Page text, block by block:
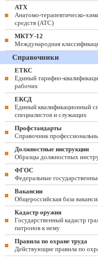
АТХ
Анатомо-терапевтическо-
средств (ATC)
МКТУ-12
Международная
Справочники
ЕТКС
Единый тарифно-
рабочих
ЕКСД
Единый квалификационный
специалистов и служащих
Профстандарты
Справочник
Должностные инструкции
Образцы должностных
ФГОС
Федеральные
Вакансии
Общероссийская база
Кадастр оружия
Государственный кадастр
патронов к нему
Правила по охране труда
Действующие правила по